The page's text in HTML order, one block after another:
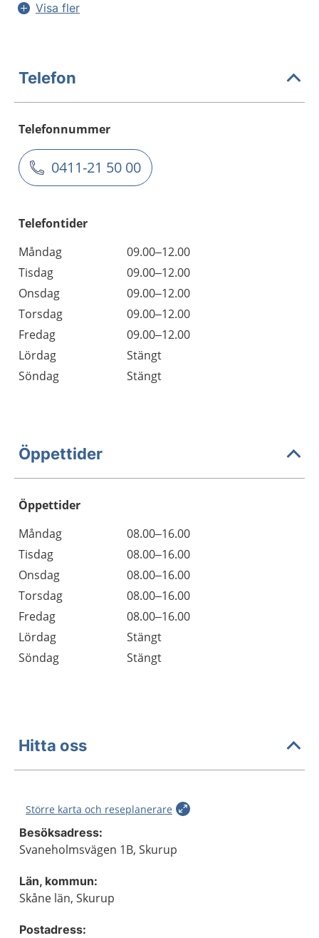
Visa fler
Telefon
Telefonnummer
0411-21 50 00
Telefontider
Måndag
09.00–12.00
Tisdag
09.00–12.00
Onsdag
09.00–12.00
Torsdag
09.00–12.00
Fredag
09.00–12.00
Lördag
Stängt
Söndag
Stängt
Öppettider
Öppettider
Dag
Öppettider
Kommentarer
Måndag
08.00–16.00
Tisdag
08.00–16.00
Onsdag
08.00–16.00
Torsdag
08.00–16.00
Fredag
08.00–16.00
Lördag
Stängt
Söndag
Stängt
Hitta oss
Större karta och reseplanerare
Besöksadress:
Svaneholmsvägen 1B, Skurup
Län, kommun:
Skåne län, Skurup
Postadress: